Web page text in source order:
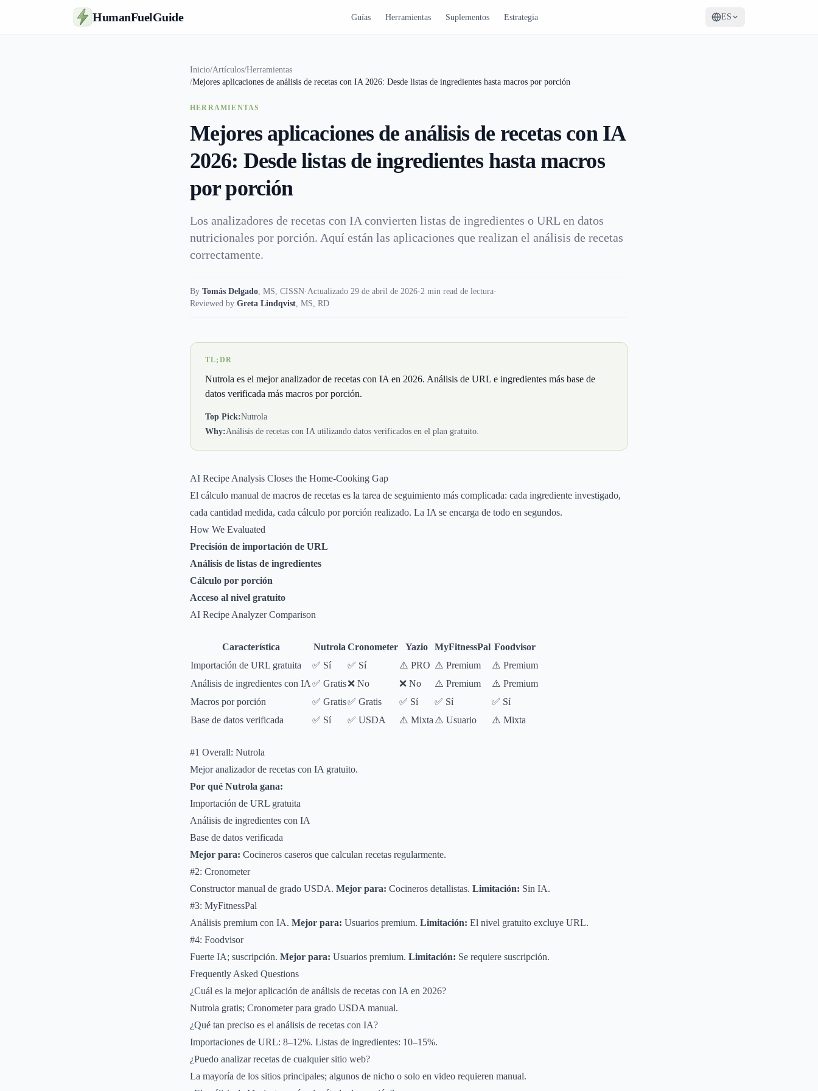
HumanFuelGuide Guías Herramientas Suplementos Estrategia ES
Inicio/Artículos/Herramientas
/Mejores aplicaciones de análisis de recetas con IA 2026: Desde listas de ingredientes hasta macros por porción
HERRAMIENTAS
Mejores aplicaciones de análisis de recetas con IA
2026: Desde listas de ingredientes hasta macros
por porción
Los analizadores de recetas con IA convierten listas de ingredientes o URL en datos
nutricionales por porción. Aquí están las aplicaciones que realizan el análisis de recetas
correctamente.
By Tomás Delgado, MS, CISSN·Actualizado 29 de abril de 2026·2 min read de lectura·
Reviewed by Greta Lindqvist, MS, RD
TL;DR
Nutrola es el mejor analizador de recetas con IA en 2026. Análisis de URL e ingredientes más base de
datos verificada más macros por porción.
Top Pick:Nutrola
Why:Análisis de recetas con IA utilizando datos verificados en el plan gratuito.
AI Recipe Analysis Closes the Home-Cooking Gap
El cálculo manual de macros de recetas es la tarea de seguimiento más complicada: cada ingrediente investigado,
cada cantidad medida, cada cálculo por porción realizado. La IA se encarga de todo en segundos.
How We Evaluated
Precisión de importación de URL
Análisis de listas de ingredientes
Cálculo por porción
Acceso al nivel gratuito
AI Recipe Analyzer Comparison
Característica Nutrola Cronometer Yazio MyFitnessPal Foodvisor
Importación de URL gratuita
✅ Sí ✅ Sí ⚠️ PRO ⚠️ Premium
⚠️ Premium
Análisis de ingredientes con IA ✅ Gratis❌ No ❌ No ⚠️ Premium
⚠️ Premium
Macros por porción
✅ Gratis✅ Gratis ✅ Sí ✅ Sí
✅ Sí
Base de datos verificada
✅ Sí ✅ USDA ⚠️ Mixta ⚠️ Usuario ⚠️ Mixta
#1 Overall: Nutrola
Mejor analizador de recetas con IA gratuito.
Por qué Nutrola gana:
Importación de URL gratuita
Análisis de ingredientes con IA
Base de datos verificada
Mejor para: Cocineros caseros que calculan recetas regularmente.
#2: Cronometer
Constructor manual de grado USDA. Mejor para: Cocineros detallistas. Limitación: Sin IA.
#3: MyFitnessPal
Análisis premium con IA. Mejor para: Usuarios premium. Limitación: El nivel gratuito excluye URL.
#4: Foodvisor
Fuerte IA; suscripción. Mejor para: Usuarios premium. Limitación: Se requiere suscripción.
Frequently Asked Questions
¿Cuál es la mejor aplicación de análisis de recetas con IA en 2026?
Nutrola gratis; Cronometer para grado USDA manual.
¿Qué tan preciso es el análisis de recetas con IA?
Importaciones de URL: 8–12%. Listas de ingredientes: 10–15%.
¿Puedo analizar recetas de cualquier sitio web?
La mayoría de los sitios principales; algunos de nicho o solo en video requieren manual.